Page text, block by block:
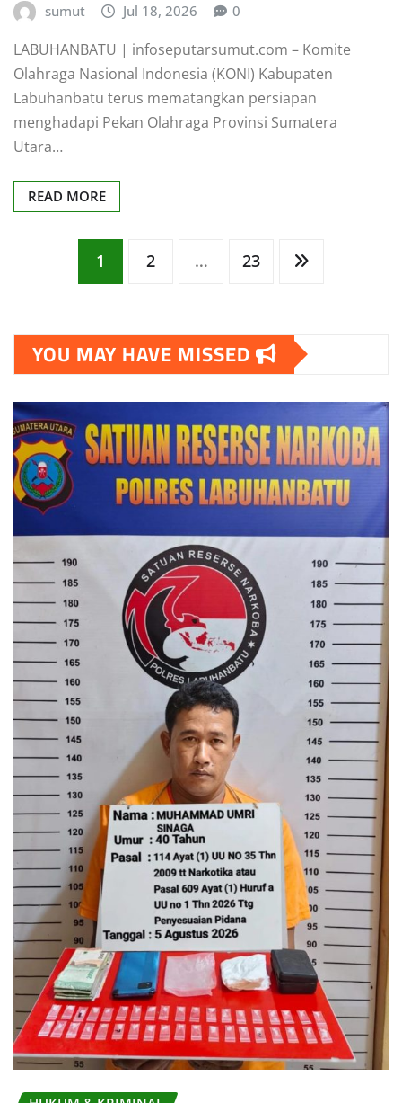
sumut Jul 18, 2026 0
LABUHANBATU | infoseputarsumut.com – Komite
Olahraga Nasional Indonesia (KONI) Kabupaten
Labuhanbatu terus mematangkan persiapan
menghadapi Pekan Olahraga Provinsi Sumatera
Utara…
READ MORE
Posts
pagination
1 2 … 23
YOU MAY HAVE MISSED